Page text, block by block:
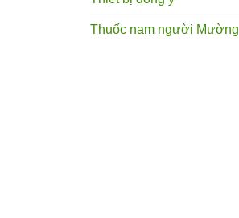
Thuốc nam người Mường